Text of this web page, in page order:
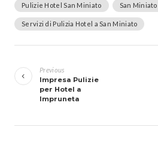
Pulizie Hotel San Miniato San
Servizi di Pulizia Hotel a San Miniato
articoli
Previous
Impresa Pulizie
per Hotel a
Impruneta